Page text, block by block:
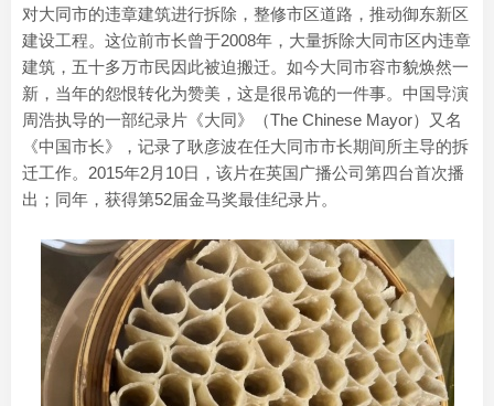
对大同市的违章建筑进行拆除，整修市区道路，推动御东新区
建设工程。这位前市长曾于2008年，大量拆除大同市区内违章
建筑，五十多万市民因此被迫搬迁。如今大同市容市貌焕然一
新，当年的怨恨转化为赞美，这是很吊诡的一件事。中国导演
周浩执导的一部纪录片《大同》（The Chinese Mayor）又名
《中国市长》，记录了耿彦波在任大同市市长期间所主导的拆
迁工作。2015年2月10日，该片在英国广播公司第四台首次播
出；同年，获得第52届金马奖最佳纪录片。